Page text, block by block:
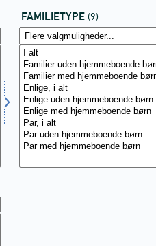
FAMILIETYPE (9)